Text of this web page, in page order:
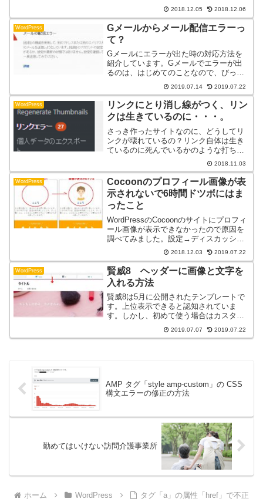
2018.12.05 2018.12.06
WordPress
Gメールからメール配信エラーっ
て？
Gメールにエラーが出た時の対応方法を
紹介しています。Gメールでエラーが出
るのは、はじめてのことなので、びっく
りしてしまいました。使えないと本当に
不便ですね。きちんと対応して使えるよ
うにしましょうね。
2019.07.14 2019.07.22
WordPress
リンクにとり消し線がつく、リン
クは生きているのに・・・。
さっき作ったサイトなのに、どうしてリ
ンクが壊れているの？リンク自体は生き
ているのに死んでいるかのような打ち消
し線がついています。原因はプラグイン
でした。設定を変更するだけで、生きて
いるリンクに打ち消し線がつくのを解決
できます。
2018.11.03
WordPress
Cocoonのプロフィール画像が表
示されないで6時間ドツボにはま
ったこと
WordPressのCocoonのサイトにプロフィ
ール画像が表示できなかったので原因を
調べてみました。設定→ディスカッショ
ン→アバターが表示されるようになって
いますか？アバターを表示すれば、プロ
フィール画像もきちんと表示されます。
2018.12.03 2019.07.22
WordPress
賢威8 ヘッダーに画像と文字を
入れる方法
賢威8は5月に公開されたテンプレートで
す。上位表示できると認知されていま
す。しかし、初めて使う場合はカスタマ
イズが難しいです。賢威８でヘッダー画
像と文字を入れる方法を紹介します。ヘ
2019.07.07 2019.07.22
AMP タグ「style amp-custom」の CSS
構文エラーの修正の方法
勤めてはいけない訪問介護事業所
ホーム WordPress タグ「a」の属性「href」で不正